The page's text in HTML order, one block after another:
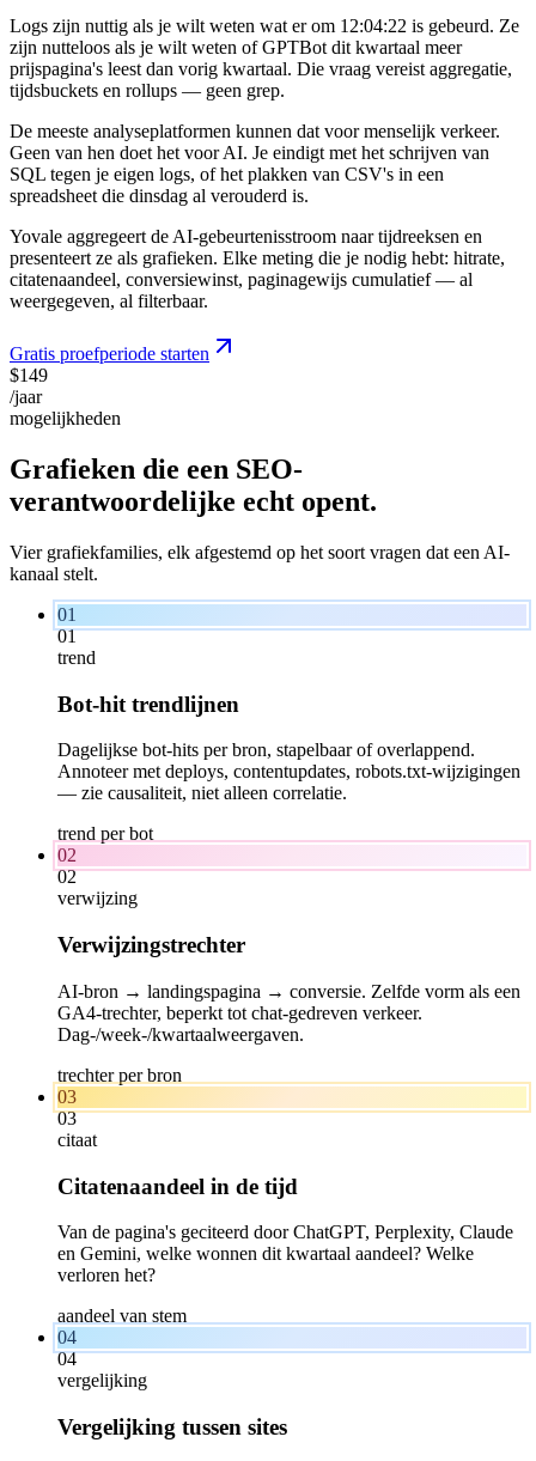
Logs zijn nuttig als je wilt weten wat er om 12:04:22 is gebeurd. Ze
zijn nutteloos als je wilt weten of GPTBot dit kwartaal meer
prijspagina's leest dan vorig kwartaal. Die vraag vereist aggregatie,
tijdsbuckets en rollups — geen grep.
De meeste analyseplatformen kunnen dat voor menselijk verkeer.
Geen van hen doet het voor AI. Je eindigt met het schrijven van
SQL tegen je eigen logs, of het plakken van CSV's in een
spreadsheet die dinsdag al verouderd is.
Yovale aggregeert de AI-gebeurtenisstroom naar tijdreeksen en
presenteert ze als grafieken. Elke meting die je nodig hebt: hitrate,
citatenaandeel, conversiewinst, paginagewijs cumulatief — al
weergegeven, al filterbaar.
Gratis proefperiode starten
$149
/jaar
mogelijkheden
Grafieken die een SEO-
verantwoordelijke echt opent.
Vier grafiekfamilies, elk afgestemd op het soort vragen dat een AI-
kanaal stelt.
01
01
trend
Bot-hit trendlijnen
Dagelijkse bot-hits per bron, stapelbaar of overlappend.
Annoteer met deploys, contentupdates, robots.txt-wijzigingen
— zie causaliteit, niet alleen correlatie.
trend per bot
02
02
verwijzing
Verwijzingstrechter
AI-bron → landingspagina → conversie. Zelfde vorm als een
GA4-trechter, beperkt tot chat-gedreven verkeer.
Dag-/week-/kwartaalweergaven.
trechter per bron
03
03
citaat
Citatenaandeel in de tijd
Van de pagina's geciteerd door ChatGPT, Perplexity, Claude
en Gemini, welke wonnen dit kwartaal aandeel? Welke
verloren het?
aandeel van stem
04
04
vergelijking
Vergelijking tussen sites